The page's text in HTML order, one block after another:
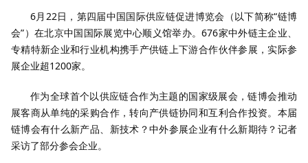
6月22日，第四届中国国际供应链促进博览会（以下简称“链博
会”）在北京中国国际展览中心顺义馆举办。676家中外链主企业、
专精特新企业和行业机构携手产供链上下游合作伙伴参展，实际参
展企业超1200家。
作为全球首个以供应链合作为主题的国家级展会，链博会推动
展客商从单纯的采购合作，转向产供链协同和互利合作投资。本届
链博会有什么新产品、新技术？中外参展企业有什么新期待？记者
采访了部分参会企业。